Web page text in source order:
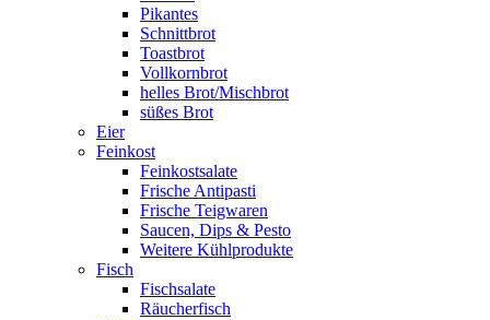
Pikantes
Schnittbrot
Toastbrot
Vollkornbrot
helles Brot/Mischbrot
süßes Brot
Eier
Feinkost
Feinkostsalate
Frische Antipasti
Frische Teigwaren
Saucen, Dips & Pesto
Weitere Kühlprodukte
Fisch
Fischsalate
Räucherfisch